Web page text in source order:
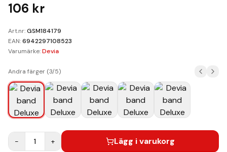
106 kr
Art.nr:GSM184179
EAN:6942297108523
Varumärke:Devia
Andra färger (3/5)
− 1 + Lägg i varukorg